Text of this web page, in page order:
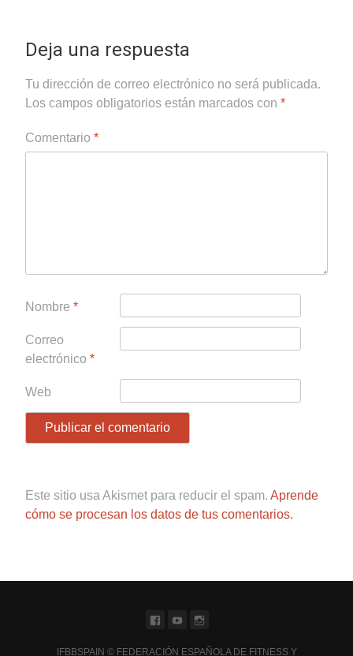
Deja una respuesta
Tu dirección de correo electrónico no será publicada.
Los campos obligatorios están marcados con *
Comentario *
Nombre *
Correo
electrónico *
Web
Este sitio usa Akismet para reducir el spam. Aprende
cómo se procesan los datos de tus comentarios.
IFBBSPAIN © FEDERACIÓN ESPAÑOLA DE FITNESS Y